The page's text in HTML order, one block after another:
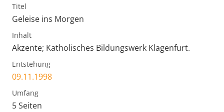
Titel
Geleise ins Morgen
Inhalt
Akzente; Katholisches Bildungswerk Klagenfurt.
Entstehung
09.11.1998
Umfang
5 Seiten